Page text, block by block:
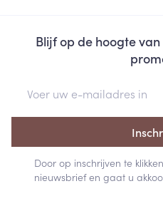
Blijf op de hoogte
Door op inschrijven te
nieuwsbrief en gaat u